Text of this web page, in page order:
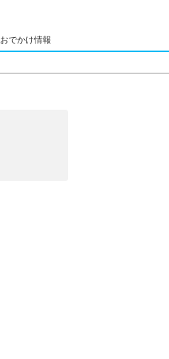
おでかけ情報